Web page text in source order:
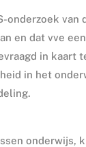
van
en dat vve
in kaart
in het
onderwijs,